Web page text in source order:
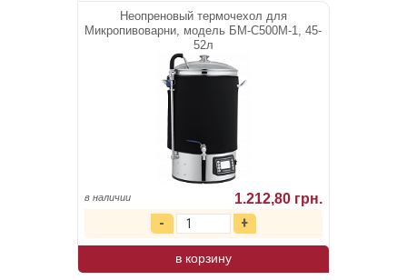
Неопреновый термочехол для
Микропивоварни, модель БМ-С500М-1, 45-
52л
в наличии 1.212,80 грн.
в корзину